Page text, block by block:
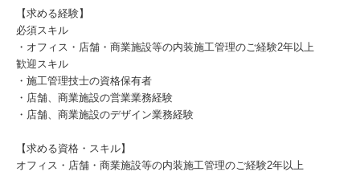
【求める経験】
必須スキル
・オフィス・店舗・商業施設等の内装施工管理のご経験2年以上
歓迎スキル
・施工管理技士の資格保有者
・店舗、商業施設の営業業務経験
・店舗、商業施設のデザイン業務経験
【求める資格・スキル】
オフィス・店舗・商業施設等の内装施工管理のご経験2年以上